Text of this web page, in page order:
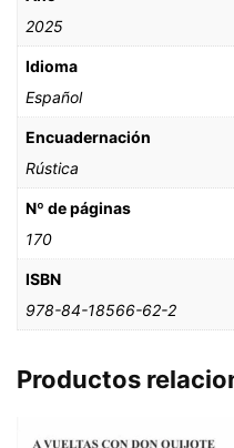
2025
Idioma
Español
Encuadernación
Rústica
Nº de páginas
170
ISBN
978-84-18566-62-2
Productos